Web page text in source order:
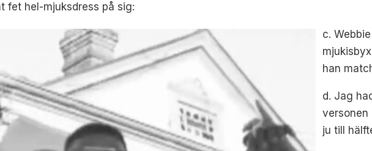
fet hel-mjuksdress på sig:
c.
han
d. Jag
versonen
ju till